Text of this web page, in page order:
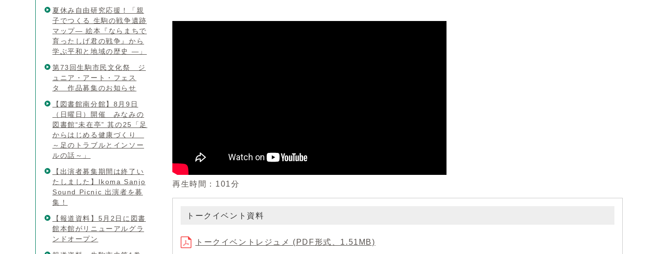
再生時間：101分
トークイベント資料
トークイベントレジュメ (PDF形式、1.51MB)
夏休み自由研究応援！「親
子でつくる 生駒の戦争遺跡
マップ― 絵本『ならまちで
育ったしげ君の戦争』から
学ぶ平和と地域の歴史 ―」
第73回生駒市民文化祭 ジ
ュニア・アート・フェス
タ 作品募集のお知らせ
【図書館南分館】8月9日
（日曜日）開催 みなみの
図書館“未在亭” 其の25「足
からはじめる健康づくり
～足のトラブルとインソー
ルの話～」
【出演者募集期間は終了い
たしました】Ikoma Sanjo
Sound Picnic 出演者を募
集！
【報道資料】5月2日に図書
館本館がリニューアルグラ
ンドオープン